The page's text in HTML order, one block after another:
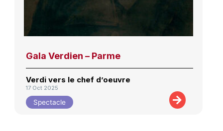
Gala Verdien – Parme
Verdi vers le chef d’oeuvre
17 Oct 2025
Spectacle